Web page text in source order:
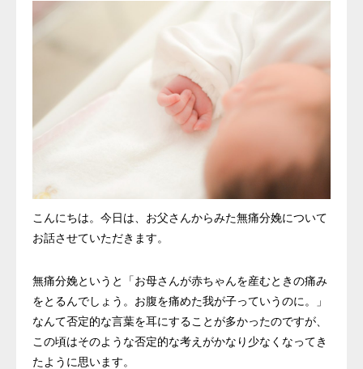
こんにちは。今日は、お父さんからみた無痛分娩について
お話させていただきます。
無痛分娩というと「お母さんが赤ちゃんを産むときの痛み
をとるんでしょう。お腹を痛めた我が子っていうのに。」
なんて否定的な言葉を耳にすることが多かったのですが、
この頃はそのような否定的な考えがかなり少なくなってき
たように思います。